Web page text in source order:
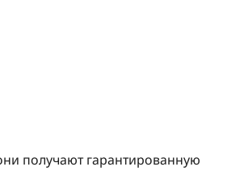
получают гарантированную